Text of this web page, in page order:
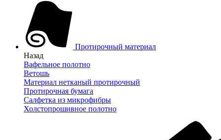
Протирочный материал
Назад
Вафельное полотно
Ветошь
Материал нетканый протирочный
Протирочная бумага
Салфетка из микрофибры
Холстопрошивное полотно